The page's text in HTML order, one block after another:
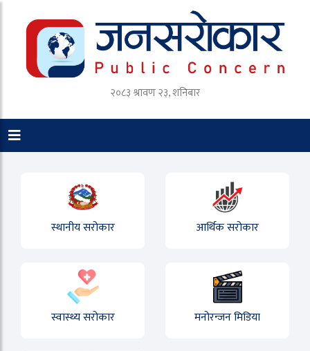
२०८३ श्रावण २३, शनिबार
स्थानीय सरोकार आर्थिक सरोकार
स्वास्थ्य सरोकार मनोरन्जन मिडिया